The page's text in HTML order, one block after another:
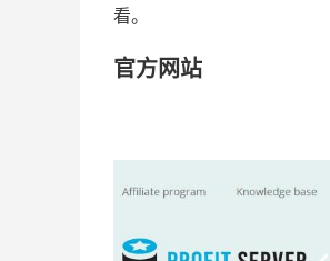
看。
官方网站